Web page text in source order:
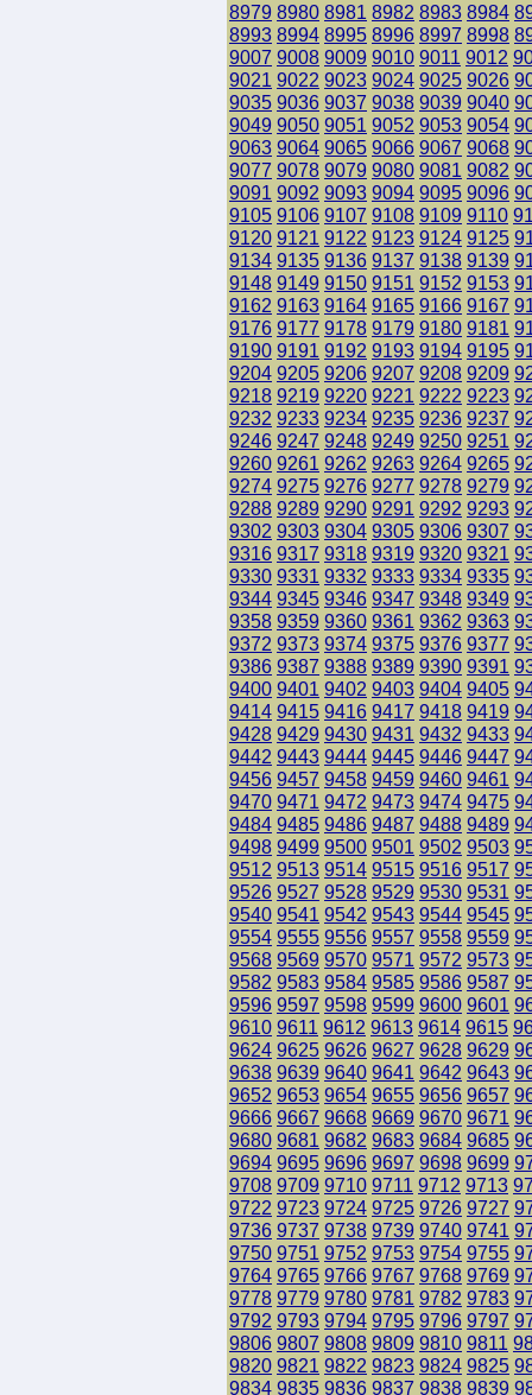
8979 8980 8981 8982 8983 8984
8993 8994 8995 8996 8997 8998
9007 9008 9009 9010 9011 9012
9021 9022 9023 9024 9025 9026
9035 9036 9037 9038 9039 9040
9049 9050 9051 9052 9053 9054
9063 9064 9065 9066 9067 9068
9077 9078 9079 9080 9081 9082
9091 9092 9093 9094 9095 9096
9105 9106 9107 9108 9109 9110
9120 9121 9122 9123 9124 9125
9134 9135 9136 9137 9138 9139
9148 9149 9150 9151 9152 9153
9162 9163 9164 9165 9166 9167
9176 9177 9178 9179 9180 9181
9190 9191 9192 9193 9194 9195
9204 9205 9206 9207 9208 9209
9218 9219 9220 9221 9222 9223
9232 9233 9234 9235 9236 9237
9246 9247 9248 9249 9250 9251
9260 9261 9262 9263 9264 9265
9274 9275 9276 9277 9278 9279
9288 9289 9290 9291 9292 9293
9302 9303 9304 9305 9306 9307
9316 9317 9318 9319 9320 9321
9330 9331 9332 9333 9334 9335
9344 9345 9346 9347 9348 9349
9358 9359 9360 9361 9362 9363
9372 9373 9374 9375 9376 9377
9386 9387 9388 9389 9390 9391
9400 9401 9402 9403 9404 9405
9414 9415 9416 9417 9418 9419
9428 9429 9430 9431 9432 9433
9442 9443 9444 9445 9446 9447
9456 9457 9458 9459 9460 9461
9470 9471 9472 9473 9474 9475
9484 9485 9486 9487 9488 9489
9498 9499 9500 9501 9502 9503
9512 9513 9514 9515 9516 9517
9526 9527 9528 9529 9530 9531
9540 9541 9542 9543 9544 9545
9554 9555 9556 9557 9558 9559
9568 9569 9570 9571 9572 9573
9582 9583 9584 9585 9586 9587
9596 9597 9598 9599 9600 9601
9610 9611 9612 9613 9614 9615
9624 9625 9626 9627 9628 9629
9638 9639 9640 9641 9642 9643
9652 9653 9654 9655 9656 9657
9666 9667 9668 9669 9670 9671
9680 9681 9682 9683 9684 9685
9694 9695 9696 9697 9698 9699
9708 9709 9710 9711 9712 9713
9722 9723 9724 9725 9726 9727
9736 9737 9738 9739 9740 9741
9750 9751 9752 9753 9754 9755
9764 9765 9766 9767 9768 9769
9778 9779 9780 9781 9782 9783
9792 9793 9794 9795 9796 9797
9806 9807 9808 9809 9810 9811
9820 9821 9822 9823 9824 9825
9834 9835 9836 9837 9838 9839